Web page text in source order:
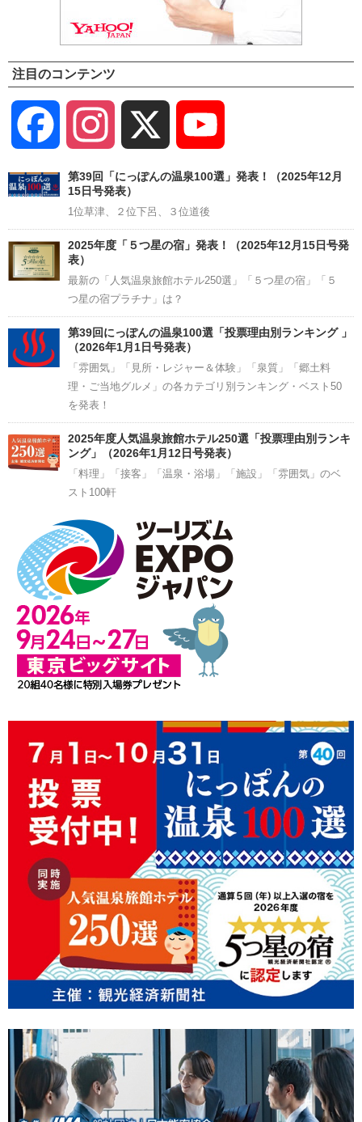
注目のコンテンツ
Facebook Instagram
Channel
第39回「にっぽんの温泉100選」発表！（2025年12月
15日号発表）
1位草津、２位下呂、３位道後
2025年度「５つ星の宿」発表！（2025年12月15日号発
表）
最新の「人気温泉旅館ホテル250選」「５つ星の宿」「５
つ星の宿プラチナ」は？
第39回にっぽんの温泉100選「投票理由別ランキング 」
（2026年1月1日号発表）
「雰囲気」「見所・レジャー＆体験」「泉質」「郷土料
理・ご当地グルメ」の各カテゴリ別ランキング・ベスト50
を発表！
2025年度人気温泉旅館ホテル250選「投票理由別ランキ
ング」（2026年1月12日号発表）
「料理」「接客」「温泉・浴場」「施設」「雰囲気」のベ
スト100軒